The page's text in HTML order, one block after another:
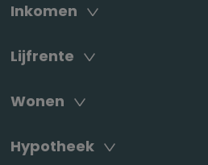
Inkomen
Lijfrente
Wonen
Hypotheek